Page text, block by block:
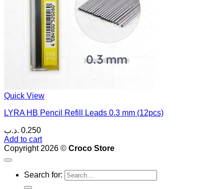
Quick View
LYRA HB Pencil Refill Leads 0.3 mm (12pcs)
0.250 .د.ب
Add to cart
Copyright 2026 © Croco Store
Search for: